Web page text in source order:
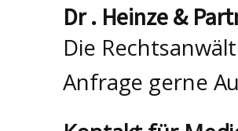
Dr . Heinze &
Die
Anfrage gerne